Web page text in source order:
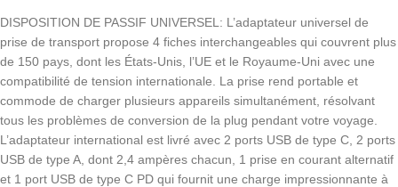
DISPOSITION DE PASSIF UNIVERSEL: L’adaptateur universel de
prise de transport propose 4 fiches interchangeables qui couvrent plus
de 150 pays, dont les États-Unis, l’UE et le Royaume-Uni avec une
compatibilité de tension internationale. La prise rend portable et
commode de charger plusieurs appareils simultanément, résolvant
tous les problèmes de conversion de la plug pendant votre voyage.
L’adaptateur international est livré avec 2 ports USB de type C, 2 ports
USB de type A, dont 2,4 ampères chacun, 1 prise en courant alternatif
et 1 port USB de type C PD qui fournit une charge impressionnante à